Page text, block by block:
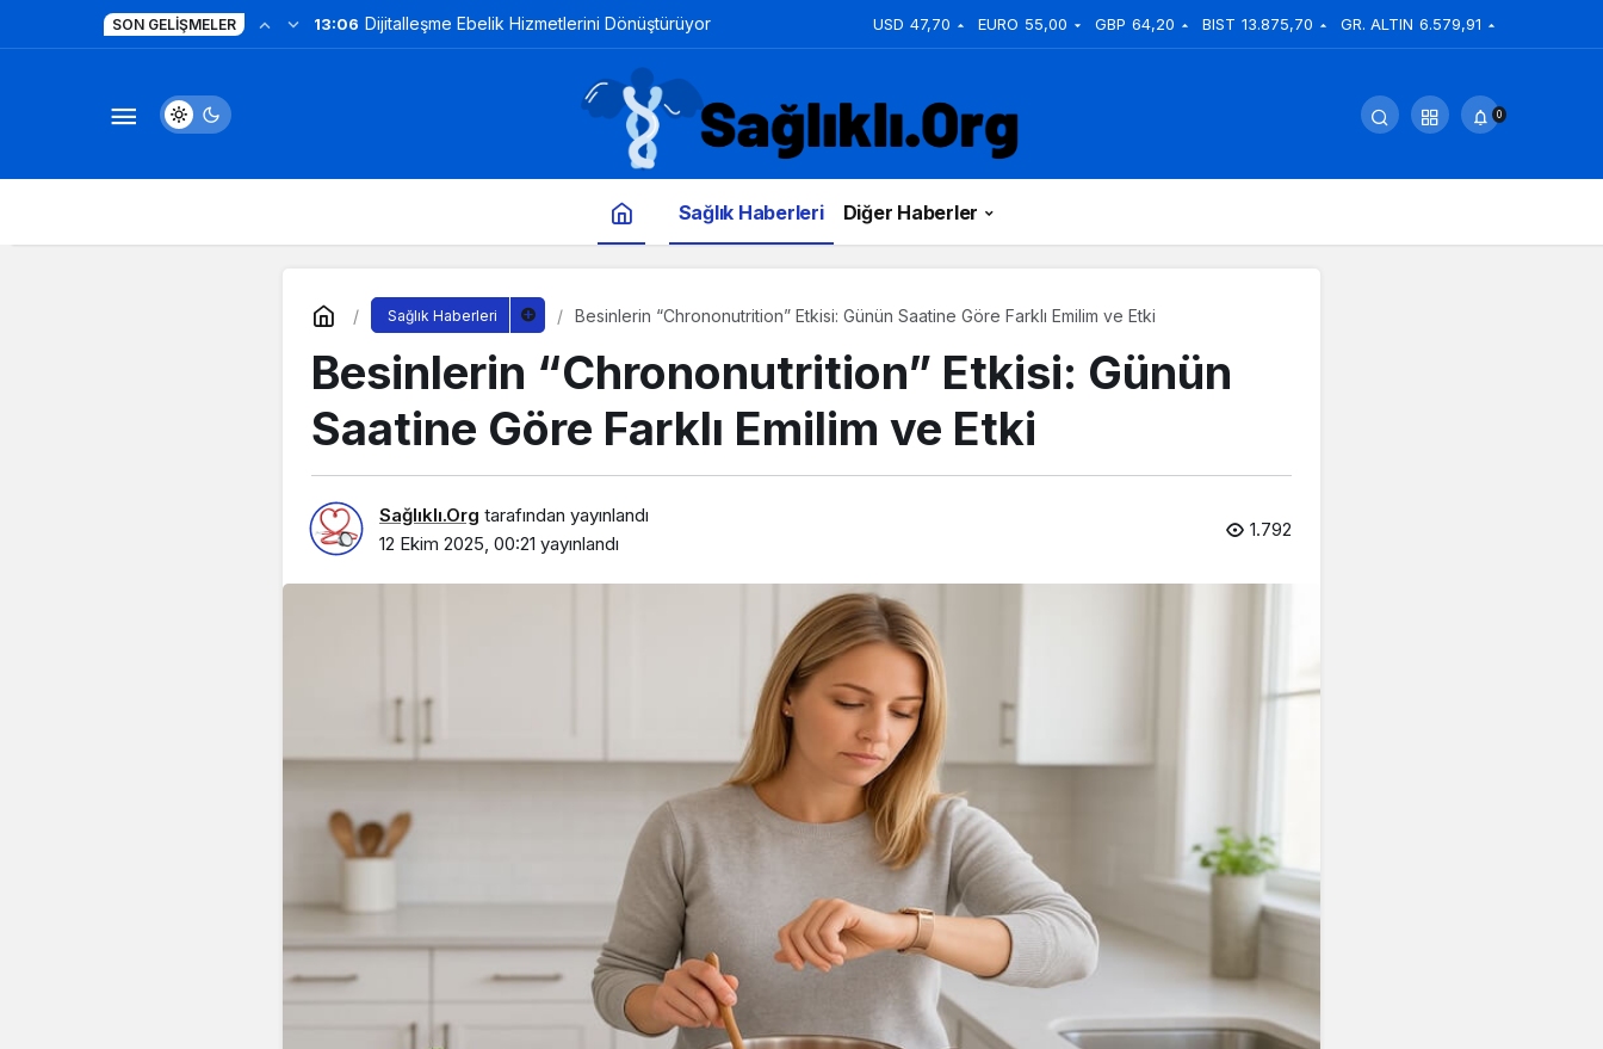
SON GELIŞMELER 13:06 Dijitalleşme Ebelik Hizmetlerini Dönüştürüyor USD 47,70 EURO 55,00 GBP 64,20 BIST 13.875,70 GR. ALTIN 6.579,91
0
Sağlık Haberleri Diğer Haberler
Sağlık Haberleri Besinlerin “Chrononutrition” Etkisi: Günün Saatine Göre Farklı Emilim ve Etki
Besinlerin “Chrononutrition” Etkisi: Günün
Saatine Göre Farklı Emilim ve Etki
Sağlıklı.Org tarafından yayınlandı
12 Ekim 2025, 00:21 yayınlandı
1.792